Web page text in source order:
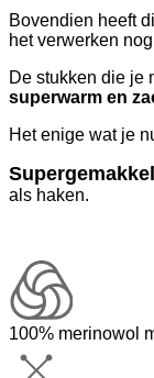
Bovendien heeft
het verwerken
De stukken die je
superwarm en
Het enige wat je
als haken.
100% merinowol